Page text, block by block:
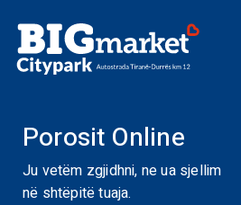
Porosit Online
Ju vetëm zgjidhni, ne ua sjellim
në shtëpitë tuaja.